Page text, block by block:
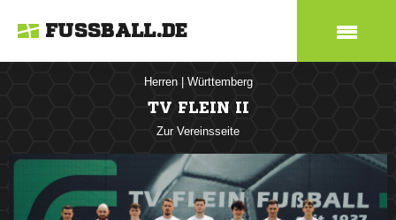
FUSSBALL.DE
Herren Württemberg
TV FLEIN II
Zur Vereinsseite